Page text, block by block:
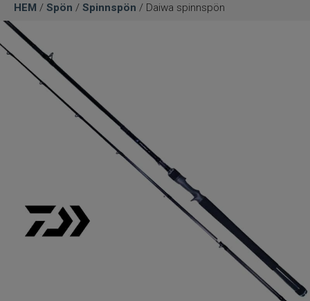
HEM / Spön / Spinnspön / Daiwa spinnspön